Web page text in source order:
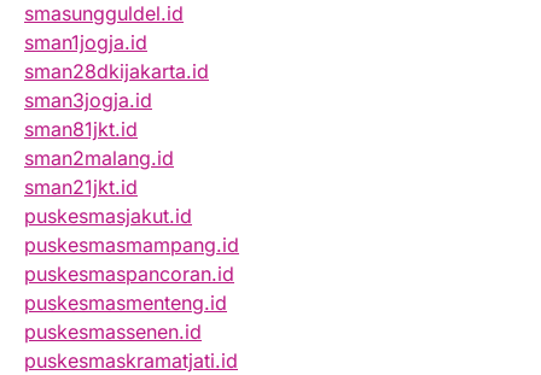
smasungguldel.id
sman1jogja.id
sman28dkijakarta.id
sman3jogja.id
sman81jkt.id
sman2malang.id
sman21jkt.id
puskesmasjakut.id
puskesmasmampang.id
puskesmaspancoran.id
puskesmasmenteng.id
puskesmassenen.id
puskesmaskramatjati.id